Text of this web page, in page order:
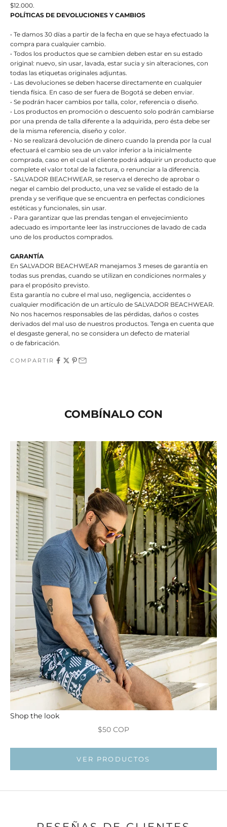
$12.000.
POLÍTICAS DE DEVOLUCIONES Y CAMBIOS
• Te damos 30 días a partir de la fecha en que se haya efectuado la
compra para cualquier cambio.
• Todos los productos que se cambien deben estar en su estado
original: nuevo, sin usar, lavada, estar sucia y sin alteraciones, con
todas las etiquetas originales adjuntas.
• Las devoluciones se deben hacerse directamente en cualquier
tienda física. En caso de ser fuera de Bogotá se deben enviar.
• Se podrán hacer cambios por talla, color, referencia o diseño.
• Los productos en promoción o descuento solo podrán cambiarse
por una prenda de talla diferente a la adquirida, pero ésta debe ser
de la misma referencia, diseño y color.
• No se realizará devolución de dinero cuando la prenda por la cual
efectuará el cambio sea de un valor inferior a la inicialmente
comprada, caso en el cual el cliente podrá adquirir un producto que
complete el valor total de la factura, o renunciar a la diferencia.
• SALVADOR BEACHWEAR, se reserva el derecho de aprobar o
negar el cambio del producto, una vez se valide el estado de la
prenda y se verifique que se encuentra en perfectas condiciones
estéticas y funcionales, sin usar.
• Para garantizar que las prendas tengan el envejecimiento
adecuado es importante leer las instrucciones de lavado de cada
uno de los productos comprados.
GARANTÍA
En SALVADOR BEACHWEAR manejamos 3 meses de garantía en
todas sus prendas, cuando se utilizan en condiciones normales y
para el propósito previsto.
Esta garantía no cubre el mal uso, negligencia, accidentes o
cualquier modificación de un artículo de SALVADOR BEACHWEAR.
No nos hacemos responsables de las pérdidas, daños o costes
derivados del mal uso de nuestros productos. Tenga en cuenta que
el desgaste general, no se considera un defecto de material
o de fabricación.
COMPARTIR
COMBÍNALO CON
Shop the look
Precio de oferta
$50 COP
VER PRODUCTOS